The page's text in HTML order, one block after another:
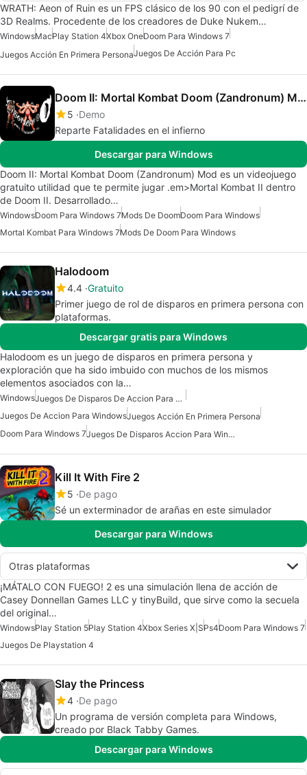
WRATH: Aeon of Ruin es un FPS clásico de los 90 con el pedigrí de
3D Realms. Procedente de los creadores de Duke Nukem…
WindowsMacPlay Station 4Xbox OneDoom Para Windows 7
Juegos Acción En Primera PersonaJuegos De Acción Para Pc
Doom II: Mortal Kombat Doom (Zandronum) Mod
5 Demo
Reparte Fatalidades en el infierno
Descargar para Windows
Doom II: Mortal Kombat Doom (Zandronum) Mod es un videojuego
gratuito utilidad que te permite jugar .em>Mortal Kombat II dentro
de Doom II. Desarrollado…
WindowsDoom Para Windows 7Mods De DoomDoom Para Windows
Mortal Kombat Para Windows 7Mods De Doom Para Windows
Halodoom
4.4 Gratuito
Primer juego de rol de disparos en primera persona con
plataformas.
Descargar gratis para Windows
Halodoom es un juego de disparos en primera persona y
exploración que ha sido imbuido con muchos de los mismos
elementos asociados con la…
Windows
Juegos De Disparos De Accion Para Windows
Juegos De Accion Para WindowsJuegos Acción En Primera Persona
Doom Para Windows 7
Juegos De Disparos Accion Para Windows 10
Kill It With Fire 2
5 De pago
Sé un exterminador de arañas en este simulador
Descargar para Windows
Otras plataformas
¡MÁTALO CON FUEGO! 2 es una simulación llena de acción de
Casey Donnellan Games LLC y tinyBuild, que sirve como la secuela
del original…
WindowsPlay Station 5Play Station 4Xbox Series X|SPs4Doom Para Windows 7
Juegos De Playstation 4
Slay the Princess
4 De pago
Un programa de versión completa para Windows,
creado por Black Tabby Games.
Descargar para Windows